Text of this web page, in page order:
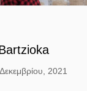
2021